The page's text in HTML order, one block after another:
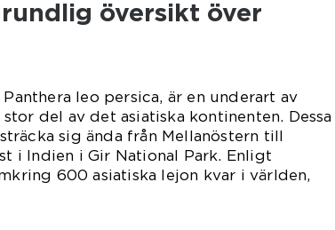
översikt över
leo persica, är en underart av
del av det asiatiska kontinenten. Dessa
sig ända från Mellanöstern till
i Indien i Gir National Park. Enligt
600 asiatiska lejon kvar i världen,